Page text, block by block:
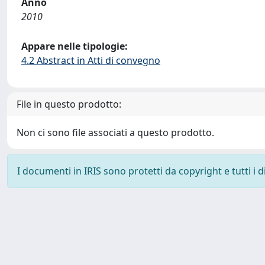
2010
Appare nelle tipologie:
4.2 Abstract in Atti di convegno
File in questo prodotto:
Non ci sono file associati a questo prodotto.
I documenti in IRIS sono protetti da copyright e tutti i